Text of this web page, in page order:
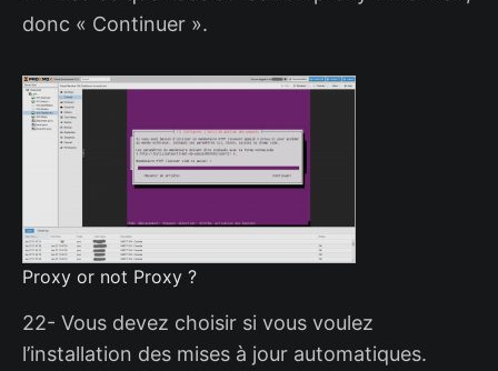
donc « Continuer ».
Proxy or not Proxy ?
22- Vous devez choisir si vous voulez
l’installation des mises à jour automatiques.